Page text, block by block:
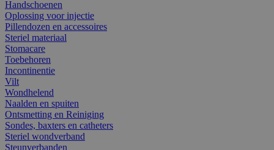
Handschoenen
Oplossing voor injectie
Pillendozen en accessoires
Steriel materiaal
Stomacare
Toebehoren
Incontinentie
Vilt
Wondhelend
Naalden en spuiten
Ontsmetting en Reiniging
Sondes, baxters en catheters
Steriel wondverband
Steunverbanden